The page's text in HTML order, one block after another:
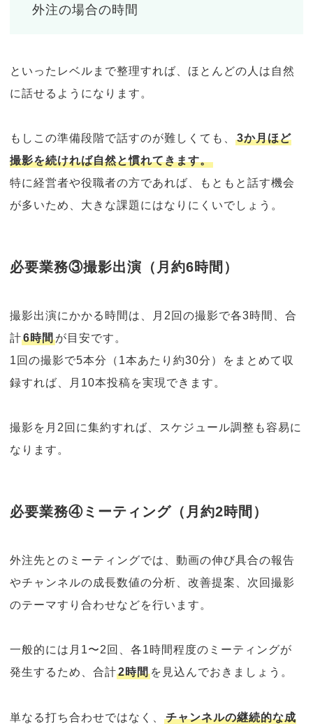
外注の場合の時間
といったレベルまで整理すれば、ほとんどの人は自然
に話せるようになります。
もしこの準備段階で話すのが難しくても、3か月ほど
撮影を続ければ自然と慣れてきます。
特に経営者や役職者の方であれば、もともと話す機会
が多いため、大きな課題にはなりにくいでしょう。
必要業務③撮影出演（月約6時間）
撮影出演にかかる時間は、月2回の撮影で各3時間、合
計6時間が目安です。
1回の撮影で5本分（1本あたり約30分）をまとめて収
録すれば、月10本投稿を実現できます。
撮影を月2回に集約すれば、スケジュール調整も容易に
なります。
必要業務④ミーティング（月約2時間）
外注先とのミーティングでは、動画の伸び具合の報告
やチャンネルの成長数値の分析、改善提案、次回撮影
のテーマすり合わせなどを行います。
一般的には月1〜2回、各1時間程度のミーティングが
発生するため、合計2時間 を見込んでおきましょう。
単なる打ち合わせではなく、チャンネルの継続的な成